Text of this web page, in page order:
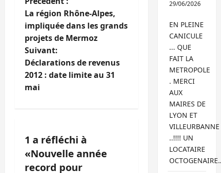
N
a
v
i
g
i
La région Rhône-Alpes,
impliquée dans les grands
projets de Mermoz
Suivant:
Déclarations de revenus
2012 : date limite au 31
mai
1 a réfléchi à
«Nouvelle année
record pour
29/06/2026
EN PLEINE
CANICULE
... QUE
FAIT LA
METROPOLE
. MERCI
AUX
MAIRES DE
LYON ET
VILLEURBANNE
..!!!! UN
LOCATAIRE